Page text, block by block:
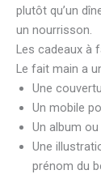
plutôt qu’un
un nourrisson.
Les cadeaux à
Le fait main a
Une
Un mobile
Un album
Une
prénom du